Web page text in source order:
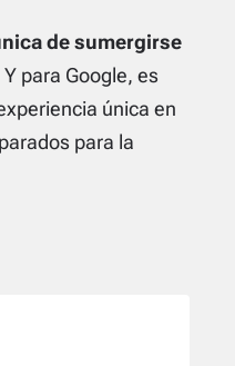
de sumergirse
Y para Google, es
única en
para la